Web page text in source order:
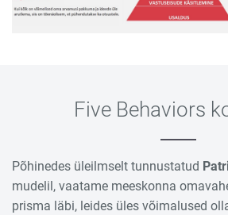
Five Behaviors
Põhinedes üleilmselt tunnustatud
mudelil, vaatame meeskonna
prisma läbi, leides üles võimalused